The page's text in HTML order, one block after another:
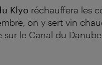
Klyo réchauffera les
on y sert vin
le Canal du